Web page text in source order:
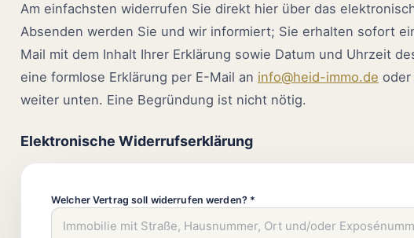
Am einfachsten widerrufen Sie direkt hier über das
Absenden werden Sie und wir informiert; Sie erhalten sofort
Mail mit dem Inhalt Ihrer Erklärung sowie Datum und Uhrzeit
eine formlose Erklärung per E-Mail an info@heid-immo.de
weiter unten. Eine Begründung ist nicht nötig.
Elektronische Widerrufserklärung
Welcher Vertrag soll widerrufen werden? *